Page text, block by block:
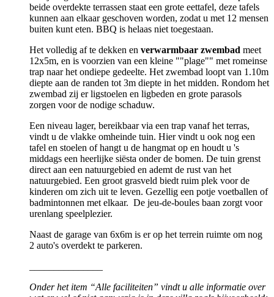
beide overdekte terrassen staat een grote eettafel, deze tafels
kunnen aan elkaar geschoven worden, zodat u met 12 mensen
buiten kunt eten. BBQ is helaas niet toegestaan.
Het volledig af te dekken en verwarmbaar zwembad meet
12x5m, en is voorzien van een kleine ""plage"" met romeinse
trap naar het ondiepe gedeelte. Het zwembad loopt van 1.10m
diepte aan de randen tot 3m diepte in het midden. Rondom het
zwembad zij er ligstoelen en ligbeden en grote parasols
zorgen voor de nodige schaduw.
Een niveau lager, bereikbaar via een trap vanaf het terras,
vindt u de vlakke omheinde tuin. Hier vindt u ook nog een
tafel en stoelen of hangt u de hangmat op en houdt u 's
middags een heerlijke siësta onder de bomen. De tuin grenst
direct aan een natuurgebied en ademt de rust van het
natuurgebied. Een groot grasveld biedt ruim plek voor de
kinderen om zich uit te leven. Gezellig een potje voetballen of
badmintonnen met elkaar. De jeu-de-boules baan zorgt voor
urenlang speelplezier.
Naast de garage van 6x6m is er op het terrein ruimte om nog
2 auto's overdekt te parkeren.
Onder het item “Alle faciliteiten” vindt u alle informatie over